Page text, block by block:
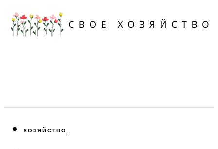
ХОЗЯЙСТВО